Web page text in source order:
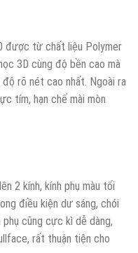
được từ chất liệu Polymer
3D cùng độ bền cao mà
độ rõ nét cao nhất. Ngoài ra
tím, hạn chế mài mòn
2 kính, kính phụ màu tối
điều kiện dư sáng, chói
phụ cũng cực kì dễ dàng,
rất thuận tiện cho